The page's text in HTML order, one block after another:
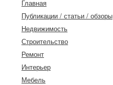
Главная
Публикации / статьи / обзоры
Недвижимость
Строительство
Ремонт
Интерьер
Мебель